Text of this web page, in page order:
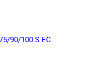
90/100 S EC